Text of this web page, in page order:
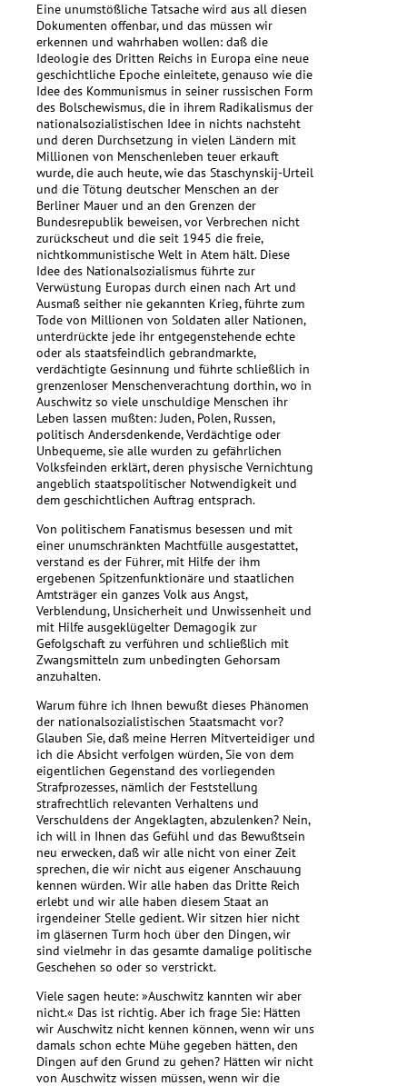
Eine unumstößliche Tatsache wird aus all diesen
Dokumenten offenbar, und das müssen wir
erkennen und wahrhaben wollen: daß die
Ideologie des Dritten Reichs in Europa eine neue
geschichtliche Epoche einleitete, genauso wie die
Idee des Kommunismus in seiner russischen Form
des Bolschewismus, die in ihrem Radikalismus der
nationalsozialistischen Idee in nichts nachsteht
und deren Durchsetzung in vielen Ländern mit
Millionen von Menschenleben teuer erkauft
wurde, die auch heute, wie das Staschynskij-Urteil
und die Tötung deutscher Menschen an der
Berliner Mauer und an den Grenzen der
Bundesrepublik beweisen, vor Verbrechen nicht
zurückscheut und die seit 1945 die freie,
nichtkommunistische Welt in Atem hält. Diese
Idee des Nationalsozialismus führte zur
Verwüstung Europas durch einen nach Art und
Ausmaß seither nie gekannten Krieg, führte zum
Tode von Millionen von Soldaten aller Nationen,
unterdrückte jede ihr entgegenstehende echte
oder als staatsfeindlich gebrandmarkte,
verdächtigte Gesinnung und führte schließlich in
grenzenloser Menschenverachtung dorthin, wo in
Auschwitz so viele unschuldige Menschen ihr
Leben lassen mußten: Juden, Polen, Russen,
politisch Andersdenkende, Verdächtige oder
Unbequeme, sie alle wurden zu gefährlichen
Volksfeinden erklärt, deren physische Vernichtung
angeblich staatspolitischer Notwendigkeit und
dem geschichtlichen Auftrag entsprach.
Von politischem Fanatismus besessen und mit
einer unumschränkten Machtfülle ausgestattet,
verstand es der Führer, mit Hilfe der ihm
ergebenen Spitzenfunktionäre und staatlichen
Amtsträger ein ganzes Volk aus Angst,
Verblendung, Unsicherheit und Unwissenheit und
mit Hilfe ausgeklügelter Demagogik zur
Gefolgschaft zu verführen und schließlich mit
Zwangsmitteln zum unbedingten Gehorsam
anzuhalten.
Warum führe ich Ihnen bewußt dieses Phänomen
der nationalsozialistischen Staatsmacht vor?
Glauben Sie, daß meine Herren Mitverteidiger und
ich die Absicht verfolgen würden, Sie von dem
eigentlichen Gegenstand des vorliegenden
Strafprozesses, nämlich der Feststellung
strafrechtlich relevanten Verhaltens und
Verschuldens der Angeklagten, abzulenken? Nein,
ich will in Ihnen das Gefühl und das Bewußtsein
neu erwecken, daß wir alle nicht von einer Zeit
sprechen, die wir nicht aus eigener Anschauung
kennen würden. Wir alle haben das Dritte Reich
erlebt und wir alle haben diesem Staat an
irgendeiner Stelle gedient. Wir sitzen hier nicht
im gläsernen Turm hoch über den Dingen, wir
sind vielmehr in das gesamte damalige politische
Geschehen so oder so verstrickt.
Viele sagen heute: »Auschwitz kannten wir aber
nicht.« Das ist richtig. Aber ich frage Sie: Hätten
wir Auschwitz nicht kennen können, wenn wir uns
damals schon echte Mühe gegeben hätten, den
Dingen auf den Grund zu gehen? Hätten wir nicht
von Auschwitz wissen müssen, wenn wir die